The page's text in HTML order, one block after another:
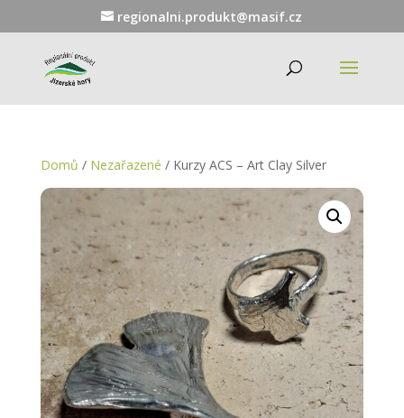
regionalni.produkt@masif.cz
Domů / Nezařazené / Kurzy ACS – Art Clay Silver